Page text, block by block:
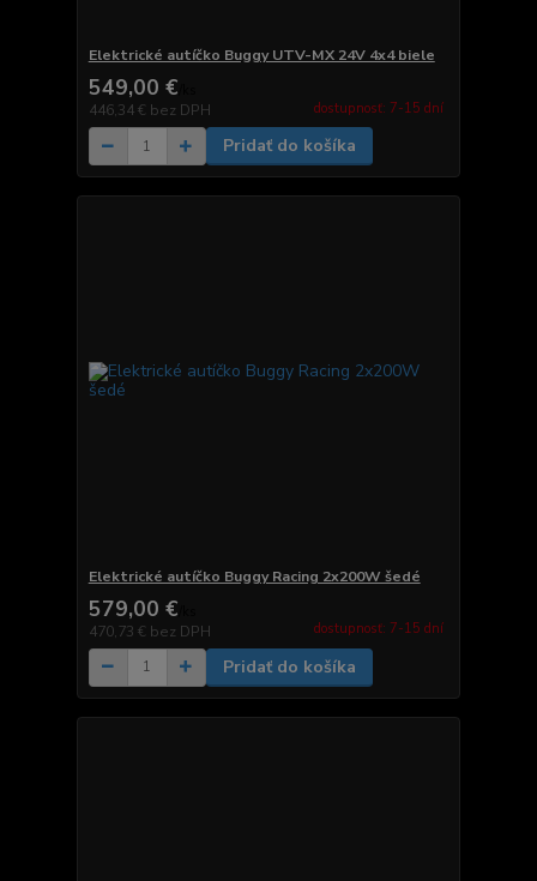
Elektrické autíčko Buggy UTV-MX 24V 4x4 biele
549,00 €
446,34 € bez DPH dostupnosť: 7-15 dní
Pridať do košíka
Elektrické autíčko Buggy Racing 2x200W šedé
579,00 €
470,73 € bez DPH dostupnosť: 7-15 dní
Pridať do košíka